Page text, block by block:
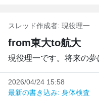
スレッド作成者: 現役理一
from東大to航大
2026/04/24 15:58
最新の書き込み: 身体検査